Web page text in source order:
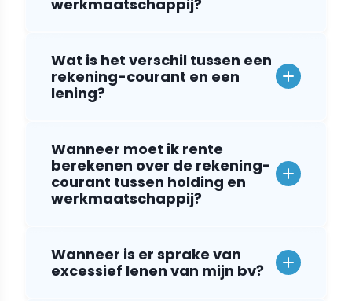
werkmaatschappij?
Wat is het verschil tussen een
rekening-courant en een
lening?
Wanneer moet ik rente
berekenen over de rekening-
courant tussen holding en
werkmaatschappij?
Wanneer is er sprake van
excessief lenen van mijn bv?